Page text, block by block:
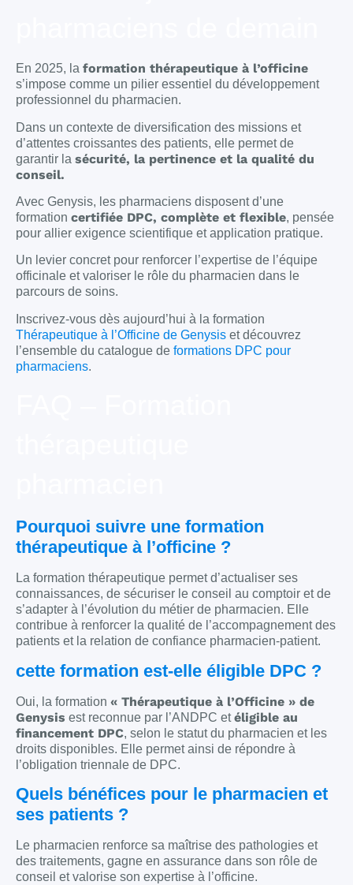
En 2025, la formation thérapeutique à l’officine
s’impose comme un pilier essentiel du développement
professionnel du pharmacien.
Dans un contexte de diversification des missions et
d’attentes croissantes des patients, elle permet de
garantir la sécurité, la pertinence et la qualité du
conseil.
Avec Genysis, les pharmaciens disposent d’une
formation certifiée DPC, complète et flexible, pensée
pour allier exigence scientifique et application pratique.
Un levier concret pour renforcer l’expertise de l’équipe
officinale et valoriser le rôle du pharmacien dans le
parcours de soins.
Inscrivez-vous dès aujourd’hui à la formation
Thérapeutique à l’Officine de Genysis et découvrez
l’ensemble du catalogue de formations DPC pour
pharmaciens.
Pourquoi suivre une formation
thérapeutique à l’officine ?
La formation thérapeutique permet d’actualiser ses
connaissances, de sécuriser le conseil au comptoir et de
s’adapter à l’évolution du métier de pharmacien. Elle
contribue à renforcer la qualité de l’accompagnement des
patients et la relation de confiance pharmacien-patient.
cette formation est-elle éligible DPC ?
Oui, la formation « Thérapeutique à l’Officine » de
Genysis est reconnue par l’ANDPC etéligible au
financement DPC, selon le statut du pharmacien et les
droits disponibles. Elle permet ainsi de répondre à
l’obligation triennale de DPC.
Quels bénéfices pour le pharmacien et
ses patients ?
Le pharmacien renforce sa maîtrise des pathologies et
des traitements, gagne en assurance dans son rôle de
conseil et valorise son expertise à l’officine.